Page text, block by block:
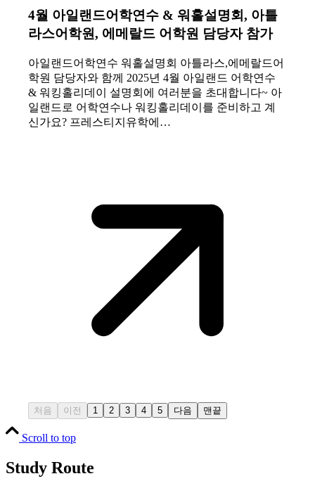
4월 아일랜드어학연수 & 워홀설명회, 아틀
라스어학원, 에메랄드 어학원 담당자 참가
아일랜드어학연수 워홀설명회 아틀라스,에메랄드어
학원 담당자와 함께 2025년 4월 아일랜드 어학연수
& 워킹홀리데이 설명회에 여러분을 초대합니다~ 아
일랜드로 어학연수나 워킹홀리데이를 준비하고 계
신가요? 프레스티지유학에…
처음 이전 1 2 3 4 5 다음 맨끝
Scroll to top
Study Route